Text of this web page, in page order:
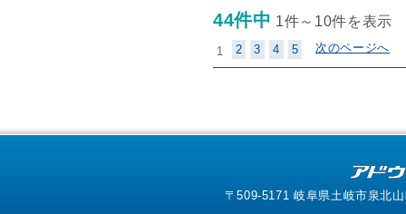
44件中 1件～10件を表示
1 2 3 4 5 次のページへ
〒509-5171 岐阜県土岐市泉北